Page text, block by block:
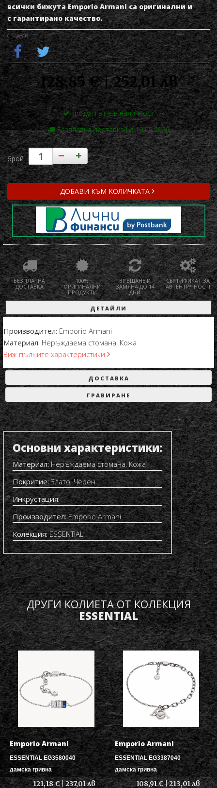
всички бижутаEmporio Armaniса оригинални и
с гарантирано качество.
Сподели
128,85 € | 252,01 лв
Продуктът е в наличност
Безплатна доставка на 13.08.2026
брой
ДОБАВИ КЪМ КОЛИЧКАТА
БЕЗПЛАТНА
ДОСТАВКА
100%
ОРИГИНАЛНИ
ПРОДУКТИ
ВРЪЩАНЕ И
ЗАМЯНА ДО 14
ДНИ
СЕРТИФИКАТ ЗА
АВТЕНТИЧНОСТ!
ДЕТАЙЛИ
Производител: Emporio Armani
Материал: Неръждаема стомана, Кожа
Виж пълните характеристики
ДОСТАВКА
ГРАВИРАНЕ
Основни характеристики:
Материал:Неръждаема стомана, Кожа
Покритие:Злато, Черен
Инкрустация:
Производител:Emporio Armani
Колекция:ESSENTIAL
ДРУГИ КОЛИЕТА ОТ КОЛЕКЦИЯ
ESSENTIAL
Emporio Armani
ESSENTIAL EG3580040
дамска гривна
121,18 € | 237,01 лв
Emporio Armani
ESSENTIAL EG3387040
дамска гривна
108,91 € | 213,01 лв